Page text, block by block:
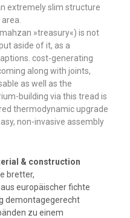
extremely slim structure
aside of it, as a
cost-generating
along with joints,
as well as the
building via this tread is
thermodynamic upgrade
non-invasive assembly
& construction
bretter,
europäischer fichte
demontagegerecht
zu einem